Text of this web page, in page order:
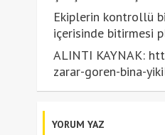
Ekiplerin kontrollü
içerisinde bitirmesi
ALINTI KAYNAK:
zarar-goren-bina-
YORUM YAZ